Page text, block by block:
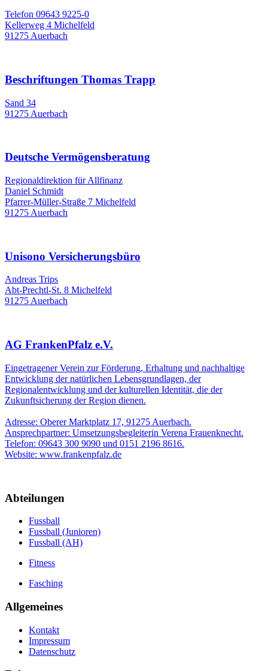
Telefon 09643 9225-0
Kellerweg 4 Michelfeld
91275 Auerbach
Beschriftungen Thomas Trapp
Sand 34
91275 Auerbach
Deutsche Vermögensberatung
Regionaldirektion für Allfinanz
Daniel Schmidt
Pfarrer-Müller-Straße 7 Michelfeld
91275 Auerbach
Unisono Versicherungsbüro
Andreas Trips
Abt-Prechtl-St. 8 Michelfeld
91275 Auerbach
AG FrankenPfalz e.V.
Eingetragener Verein zur Förderung, Erhaltung und nachhaltige
Entwicklung der natürlichen Lebensgrundlagen, der
Regionalentwicklung und der kulturellen Identität, die der
Zukunftsicherung der Region dienen.
Adresse: Oberer Marktplatz 17, 91275 Auerbach.
Ansprechpartner: Umsetzungsbegleiterin Verena Frauenknecht.
Telefon: 09643 300 9090 und 0151 2196 8616.
Website: www.frankenpfalz.de
Abteilungen
Fussball
Fussball (Junioren)
Fussball (AH)
Fitness
Fasching
Allgemeines
Kontakt
Impressum
Datenschutz